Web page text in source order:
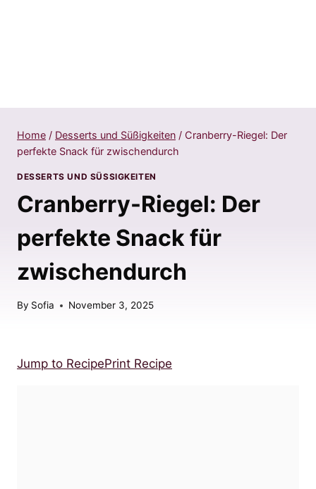
Home / Desserts und Süßigkeiten / Cranberry-Riegel: Der
perfekte Snack für zwischendurch
DESSERTS UND SÜSSIGKEITEN
Cranberry-Riegel: Der
perfekte Snack für
zwischendurch
By Sofia November 3, 2025
Jump to RecipePrint Recipe